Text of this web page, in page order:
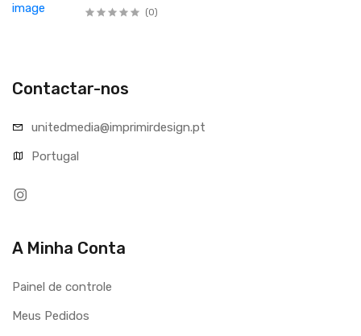
(0)
Contactar-nos
unitedmedia@imprimirdesign.pt
Portugal
A Minha Conta
Painel de controle
Meus Pedidos